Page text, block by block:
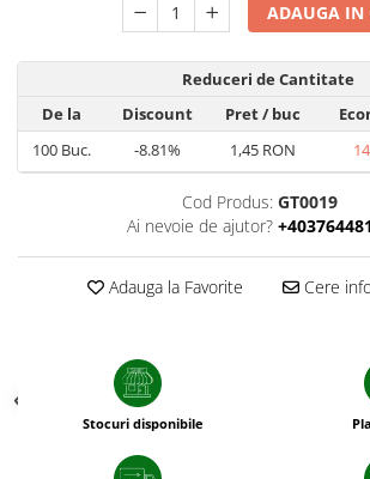
ADAUGA IN
Reduceri de Cantitate
De la
Discount Pret/ buc
100 Buc. -8.81% 1,45 RON
Cod Produs: GT0019
Ai nevoie de ajutor?
Adauga la Favorite Cere
Stocuri disponibile